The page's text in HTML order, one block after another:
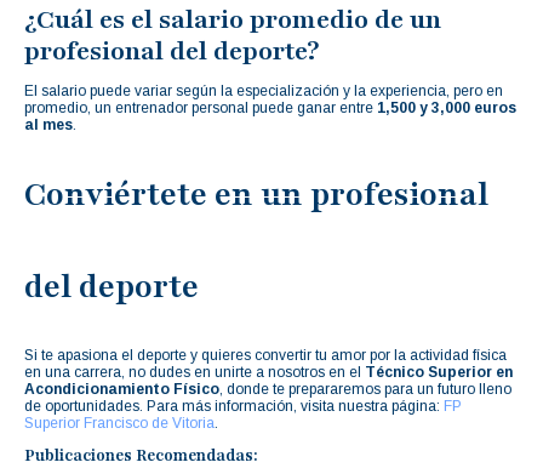
¿Cuál es el salario promedio de un
profesional del deporte?
El salario puede variar según la especialización y la experiencia, pero en
promedio, un entrenador personal puede ganar entre 1,500 y 3,000 euros
al mes.
Conviértete en un profesional
del deporte
Si te apasiona el deporte y quieres convertir tu amor por la actividad física
en una carrera, no dudes en unirte a nosotros en el Técnico Superior en
Acondicionamiento Físico, donde te prepararemos para un futuro lleno
de oportunidades. Para más información, visita nuestra página: FP
Superior Francisco de Vitoria.
Publicaciones Recomendadas: